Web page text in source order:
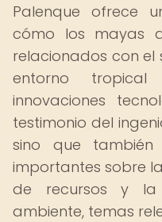
Palenque ofrece
cómo los mayas
relacionados con el
entorno tropical
innovaciones
testimonio del
sino que también
importantes sobre
de recursos y
ambiente, temas